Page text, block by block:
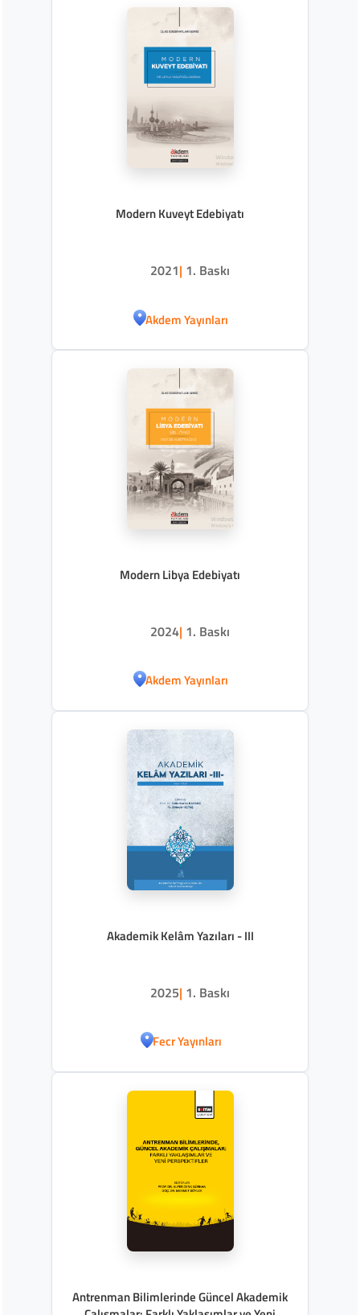
Modern Kuveyt Edebiyatı
2021| 1. Baskı
Akdem Yayınları
Modern Libya Edebiyatı
2024| 1. Baskı
Akdem Yayınları
Akademik Kelâm Yazıları - III
2025| 1. Baskı
Fecr Yayınları
Antrenman Bilimlerinde Güncel Akademik